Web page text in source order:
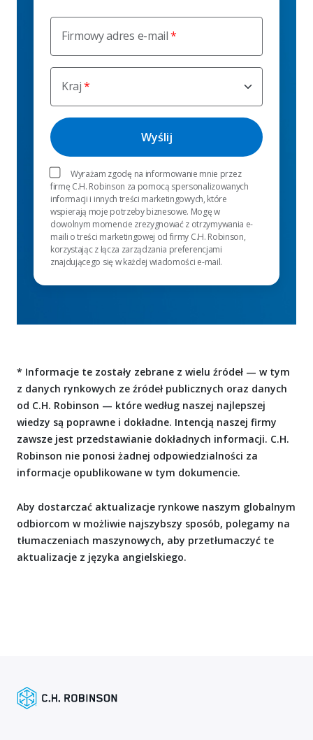
Firmowy adres e-mail
Kraj
Wyrażam zgodę na informowanie mnie przez
firmę C.H. Robinson za pomocą spersonalizowanych
informacji i innych treści marketingowych, które
wspierają moje potrzeby biznesowe. Mogę w
dowolnym momencie zrezygnować z otrzymywania e-
maili o treści marketingowej od firmy C.H. Robinson,
korzystając z łącza zarządzania preferencjami
znajdującego się w każdej wiadomości e-mail.
* Informacje te zostały zebrane z wielu źródeł — w tym
z danych rynkowych ze źródeł publicznych oraz danych
od C.H. Robinson — które według naszej najlepszej
wiedzy są poprawne i dokładne. Intencją naszej firmy
zawsze jest przedstawianie dokładnych informacji. C.H.
Robinson nie ponosi żadnej odpowiedzialności za
informacje opublikowane w tym dokumencie.
Aby dostarczać aktualizacje rynkowe naszym globalnym
odbiorcom w możliwie najszybszy sposób, polegamy na
tłumaczeniach maszynowych, aby przetłumaczyć te
aktualizacje z języka angielskiego.